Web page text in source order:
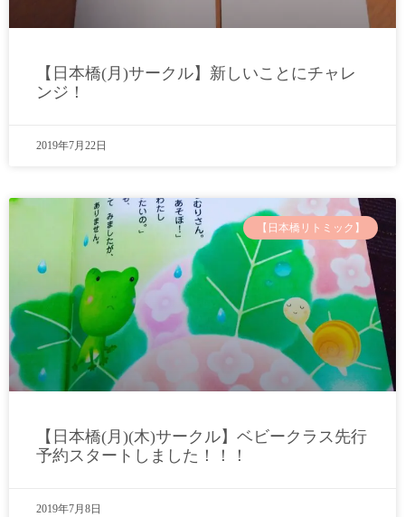
【日本橋(月)サークル】新しいことにチャレ
ンジ！
2019年7月22日
【日本橋リトミック】
【日本橋(月)(木)サークル】ベビークラス先行
予約スタートしました！！！
2019年7月8日